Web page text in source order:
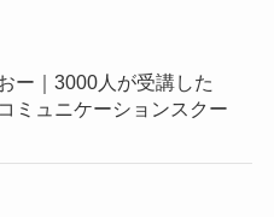
ー｜3000人が受講した
ミュニケーションスクー